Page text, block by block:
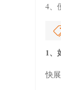
4、
1、
快